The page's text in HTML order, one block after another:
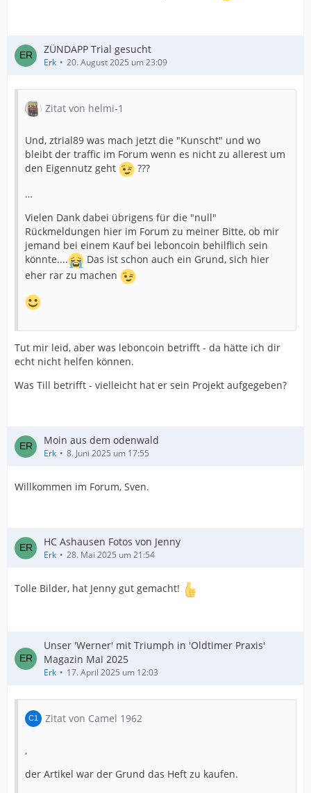
ZÜNDAPP Trial gesucht
Erk 20. August 2025 um 23:09
Zitat von helmi-1
Und, ztrial89 was mach jetzt die "Kunscht" und wo
bleibt der traffic im Forum wenn es nicht zu allerest um
den Eigennutz geht
???
…
Vielen Dank dabei übrigens für die "null"
Rückmeldungen hier im Forum zu meiner Bitte, ob mir
jemand bei einem Kauf bei leboncoin behilflich sein
könnte....
Das ist schon auch ein Grund, sich hier
eher rar zu machen
Tut mir leid, aber was leboncoin betrifft - da hätte ich dir
echt nicht helfen können.
Was Till betrifft - vielleicht hat er sein Projekt aufgegeben?
Moin aus dem odenwald
Erk 8. Juni 2025 um 17:55
Willkommen im Forum, Sven.
HC Ashausen Fotos von Jenny
Erk 28. Mai 2025 um 21:54
Tolle Bilder, hat Jenny gut gemacht!
Unser 'Werner' mit Triumph in 'Oldtimer Praxis'
Magazin Mai 2025
Erk 17. April 2025 um 12:03
Zitat von Camel 1962
,
der Artikel war der Grund das Heft zu kaufen.